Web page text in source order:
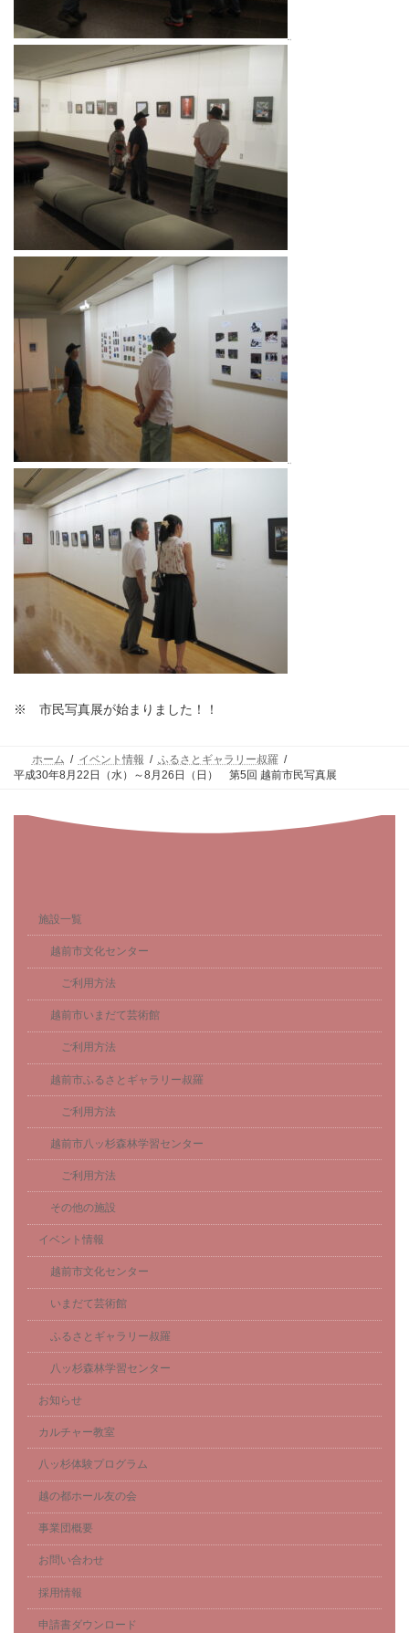
※ 市民写真展が始まりました！！
ホーム イベント情報
ふるさとギャラリー叔羅
平成30年8月22日（水）～8月26日（日） 第5回 越前市民写真展
施設一覧
越前市文化センター
ご利用方法
越前市いまだて芸術館
ご利用方法
越前市ふるさとギャラリー叔羅
ご利用方法
越前市八ッ杉森林学習センター
ご利用方法
その他の施設
イベント情報
越前市文化センター
いまだて芸術館
ふるさとギャラリー叔羅
八ッ杉森林学習センター
お知らせ
カルチャー教室
八ッ杉体験プログラム
越の都ホール友の会
事業団概要
お問い合わせ
採用情報
申請書ダウンロード